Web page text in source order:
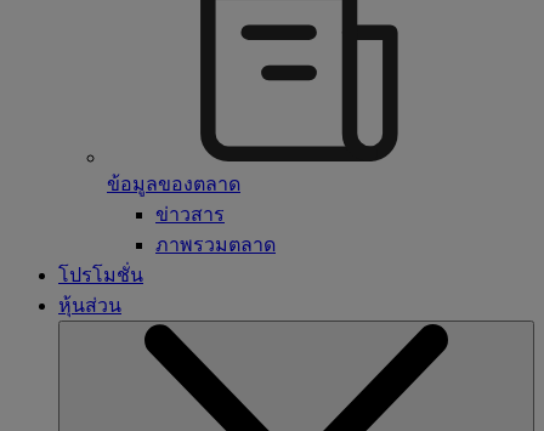
ข้อมูลของตลาด
ข่าวสาร
ภาพรวมตลาด
โปรโมชั่น
หุ้นส่วน